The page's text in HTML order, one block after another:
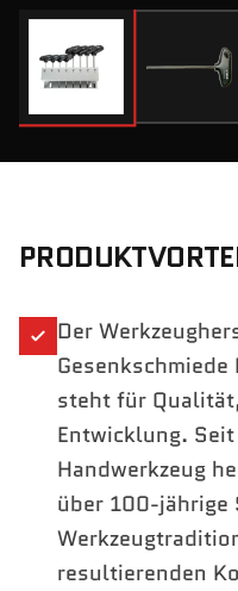
Der
steht für
Entwicklung.
Handwerkzeug
über 100-jährige
resultierenden